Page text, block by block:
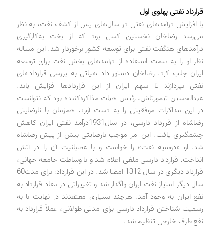
قرارداد نفتی پهلوی اول
با افزایش درآمدهای نفتی در سال‌های پس از کشف نفت، به نظر
می‌رسد رضاخان نخستین کسی بود که از بخت به‌کارگیری
درآمدهای هنگفت نفتی برای توسعه کشور برخوردار شد. این مساله
نظر او را به سمت استفاده از درآمدهای بخش نفت برای توسعه
ایران جلب کرد. رضاخان دستور داد هیاتی به بررسی قراردادهای
نفتی بپردازند تا سهم ایران از این قراردادها افزایش یابد.
عبدالحسین تیمورتاش، رئیس هیات مذاکره‌کننده بود که نتوانست
در این مذاکرات موفقیتی را به دست آورد. همزمان با نارضایتی
رضاشاه از قرارداد دارسی، در سال1931درآمد نفتی ایران کاهش
چشمگیری یافت. این امر موجب نارضایتی بیش از پیش رضاشاه
شد. او «دوسیه نفت» را خواست و با عصبانیت آن را در آتش
انداخت. قرارداد دارسی ملغی اعلام شد و با وساطت جامعه جهانی،‌
قرارداد دیگری در سال 1312 امضا شد. در این قرارداد، برای مدت60
سال دیگر امتیاز نفت ایران واگذار شد و تغییراتی در مفاد قرارداد به
نفع ایران به وجود آمد. هرچند بسیاری معتقدند در نهایت با به
رسمیت شناختن قرارداد دارسی برای مدتی طولانی، عملاً قرارداد به
نفع طرف خارجی تنظیم شد.